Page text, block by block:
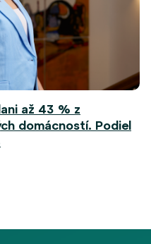
až 43 % z
domácností. Podiel